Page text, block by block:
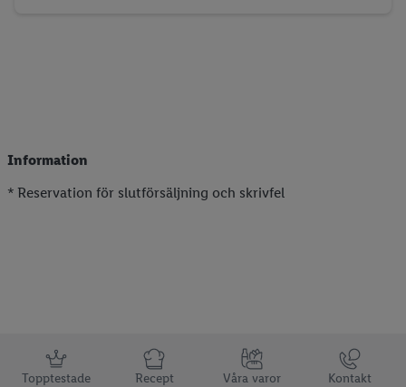
Information
* Reservation för slutförsäljning och skrivfel
Information
Topptestade
Recept Våra varor Kontakt